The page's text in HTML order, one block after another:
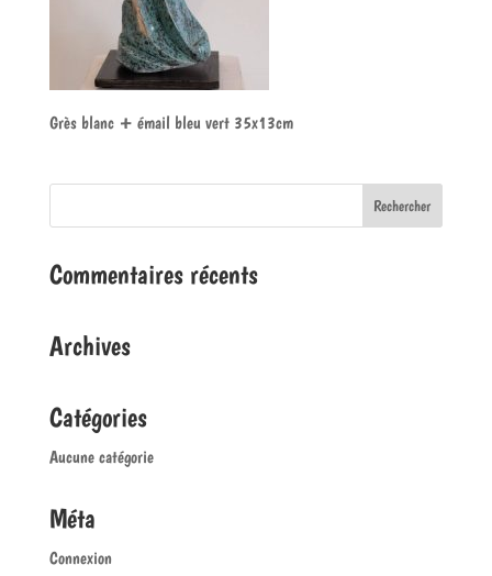
Grès blanc + émail bleu vert 35x13cm
Commentaires récents
Archives
Catégories
Aucune catégorie
Méta
Connexion